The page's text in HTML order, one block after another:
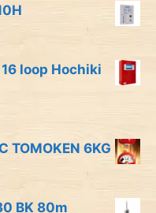
loop Hochiki
TOMOKEN 6KG
BK 80m